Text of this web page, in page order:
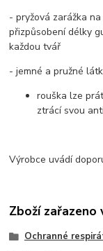
- pryžová zarážka
přizpůsobení délky
každou tvář
- jemné a pružné
rouška lze
ztrácí svou
Výrobce uvádí
Zboží zařazeno
Ochranné